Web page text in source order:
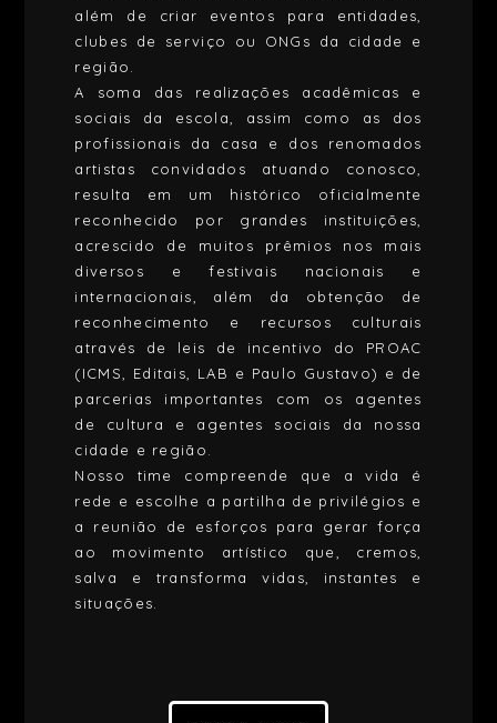
além de criar eventos para entidades,
clubes de serviço ou ONGs da cidade e
região.
A soma das realizações acadêmicas e
sociais da escola, assim como as dos
profissionais da casa e dos renomados
artistas convidados atuando conosco,
resulta em um histórico oficialmente
reconhecido por grandes instituições,
acrescido de muitos prêmios nos mais
diversos e festivais nacionais e
internacionais, além da obtenção de
reconhecimento e recursos culturais
através de leis de incentivo do PROAC
(ICMS, Editais, LAB e Paulo Gustavo) e de
parcerias importantes com os agentes
de cultura e agentes sociais da nossa
cidade e região.
Nosso time compreende que a vida é
rede e escolhe a partilha de privilégios e
a reunião de esforços para gerar força
ao movimento artístico que, cremos,
salva e transforma vidas, instantes e
situações.